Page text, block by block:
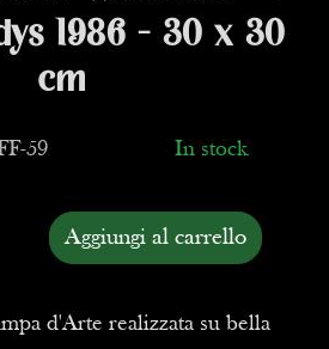
1986 - 30 x 30
cm
59 In stock
Aggiungi al carrello
d'Arte realizzata su bella